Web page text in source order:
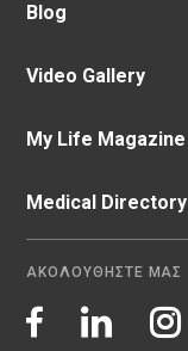
Blog
Video Gallery
My Life Magazine
Medical Directory
ΑΚΟΛΟΥΘΗΣΤΕ ΜΑΣ